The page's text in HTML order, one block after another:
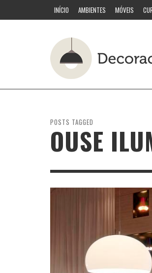
INÍCIO AMBIENTES MÓVEIS
POSTS TAGGED
OUSE